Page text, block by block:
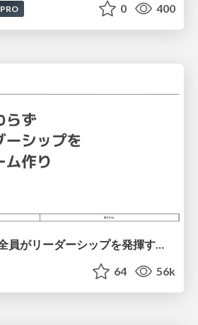
PRO 0 400
職位にかかわらず全員がリーダーシップを発揮するチーム作り / Building a team where everyone can demonstrate leadership regardless of position
64 56k